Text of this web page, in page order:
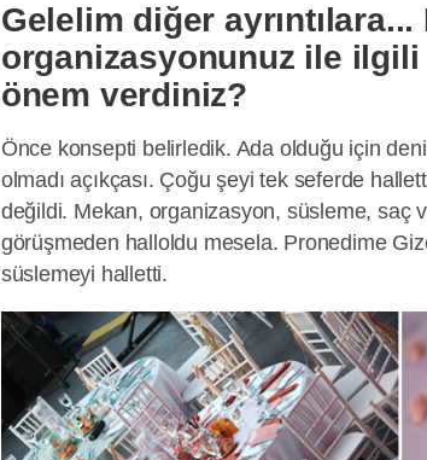
Gelelim diğer ayrıntılara...
organizasyonunuz ile
önem verdiniz?
Önce konsepti belirledik. Ada olduğu için
olmadı açıkçası. Çoğu şeyi tek seferde
değildi. Mekan, organizasyon, süsleme, saç
görüşmeden halloldu mesela. Pronedime
süslemeyi halletti.